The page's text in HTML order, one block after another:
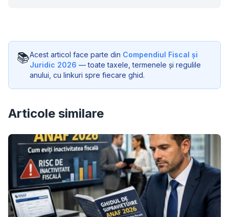
📚Acest articol face parte din Compendiul Fiscal și
Juridic 2026 — toate taxele, termenele și regulile
anului, cu linkuri spre fiecare ghid.
Articole similare